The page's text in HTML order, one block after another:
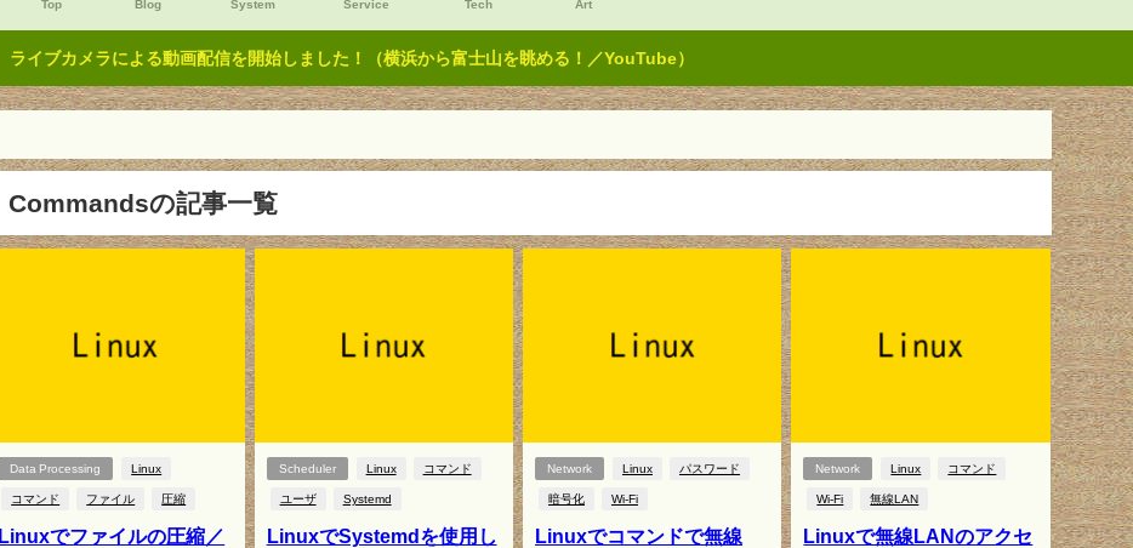
Top Blog System Service Tech Art
ライブカメラによる動画配信を開始しました！（横浜から富士山を眺める！／YouTube）
Commandsの記事一覧
Data Processing Linux
コマンド ファイル 圧縮
Linuxでファイルの圧縮／
Scheduler Linux コマンド
ユーザ Systemd
LinuxでSystemdを使用し
Network Linux パスワード
暗号化 Wi-Fi
Linuxでコマンドで無線
Network Linux コマンド
Wi-Fi 無線LAN
Linuxで無線LANのアクセ